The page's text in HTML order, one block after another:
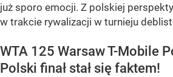
już sporo emocji. Z polskiej
w trakcie rywalizacji w turnieju
WTA 125 Warsaw T-Mobile
Polski finał stał się faktem!